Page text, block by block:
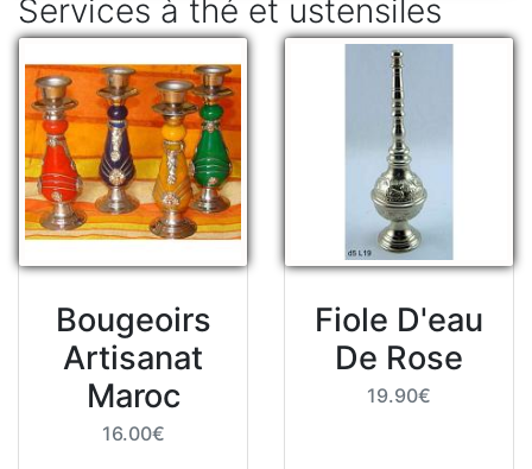
Services à thé et ustensiles
Bougeoirs
Artisanat
Maroc
16.00€
Fiole D'eau
De Rose
19.90€